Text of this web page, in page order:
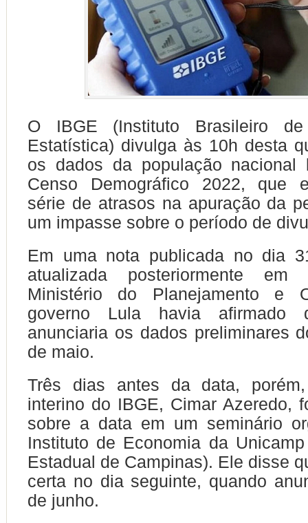
O IBGE (Instituto Brasileiro
Estatística) divulga às 10h desta
os dados da população nacional
Censo Demográfico 2022, que
série de atrasos na apuração da
um impasse sobre o período de
Em uma nota publicada no dia
atualizada posteriormente
Ministério do Planejamento e
governo Lula havia afirmado
anunciaria os dados preliminares
de maio.
Três dias antes da data,
interino do IBGE, Cimar Azeredo,
sobre a data em um seminário
Instituto de Economia da
Estadual de Campinas). Ele disse
certa no dia seguinte, quando
de junho.